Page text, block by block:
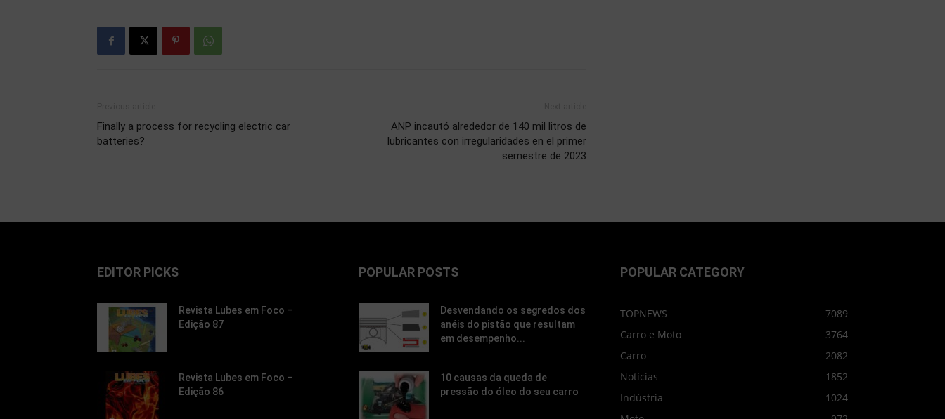
Finally a process for recycling electric car
batteries?
ANP incautó alrededor de 140 mil litros de
lubricantes con irregularidades en el primer
semestre de 2023
EDITOR PICKS
Revista Lubes em Foco –
Edição 87
Revista Lubes em Foco –
Edição 86
POPULAR POSTS
Desvendando os segredos dos
anéis do pistão que resultam
em desempenho...
10 causas da queda de
pressão do óleo do seu carro
POPULAR CATEGORY
TOPNEWS
7089
Carro e Moto
3764
Carro
2082
Notícias
1852
Indústria
1024